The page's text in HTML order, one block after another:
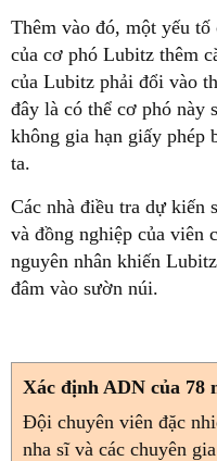
Thêm vào đó, một yếu
của cơ phó Lubitz thêm
của Lubitz phải đổi vào
đây là có thể cơ phó này
không gia hạn giấy phép
ta.
Các nhà điều tra dự kiến
và đồng nghiệp của viên
nguyên nhân khiến
đâm vào sườn núi.
Xác định ADN của 78
Đội chuyên viên đặc
nha sĩ và các chuyên